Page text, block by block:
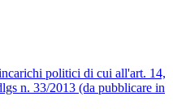
politici di cui all'art. 14,
n. 33/2013 (da pubblicare in